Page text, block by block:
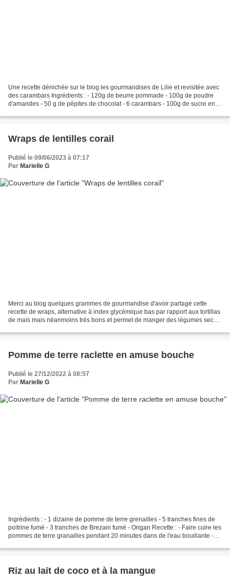
Une recette dénichée sur le blog les gourmandises de Lilie et revisitée avec
des carambars Ingrédients : - 120g de beurre pommade - 100g de poudre
d'amandes - 50 g de pépites de chocolat - 6 carambars - 100g de sucre en
Wraps de lentilles corail
Publié le 09/06/2023 à 07:17
Par Marielle G
Merci au blog quelques grammes de gourmandise d'avoir partagé cette
recette de wraps, alternative à index glycémique bas par rapport aux tortillas
de maïs mais néanmoins très bons et permet de manger des légumes secs.
Pomme de terre raclette en amuse bouche
Publié le 27/12/2022 à 08:57
Par Marielle G
Ingrédients : - 1 dizaine de pomme de terre grenailles - 5 tranches fines de
poitrine fumé - 3 tranches de Brezain fumé - Origan Recette : - Faire cuire les
pommes de terre granailles pendant 20 minutes dans de l'eau bouillante -
Riz au lait de coco et à la mangue